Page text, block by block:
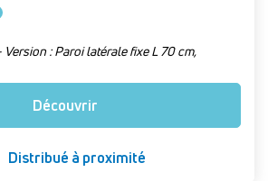
Version : Paroi latérale fixe L 70 cm,
Découvrir
Distribué à proximité